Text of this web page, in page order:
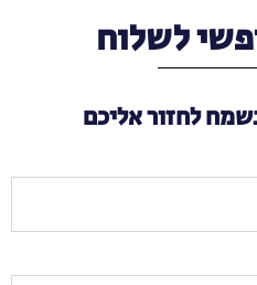
לשלוח
לחזור אליכם